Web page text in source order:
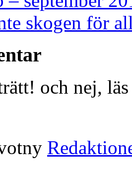
skogen för
och nej,